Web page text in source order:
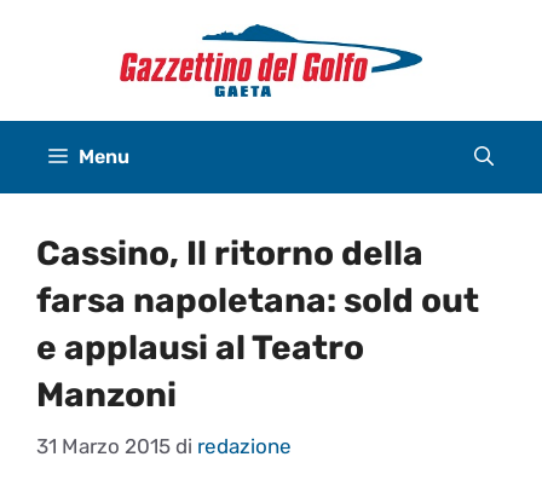
Menu
Cassino, Il ritorno della
farsa napoletana: sold out
e applausi al Teatro
Manzoni
31 Marzo 2015 di redazione